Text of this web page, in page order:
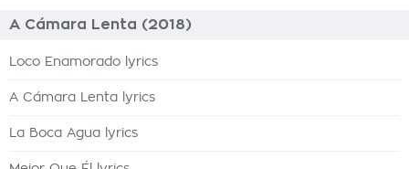
A Cámara Lenta (2018)
Loco Enamorado lyrics
A Cámara Lenta lyrics
La Boca Agua lyrics